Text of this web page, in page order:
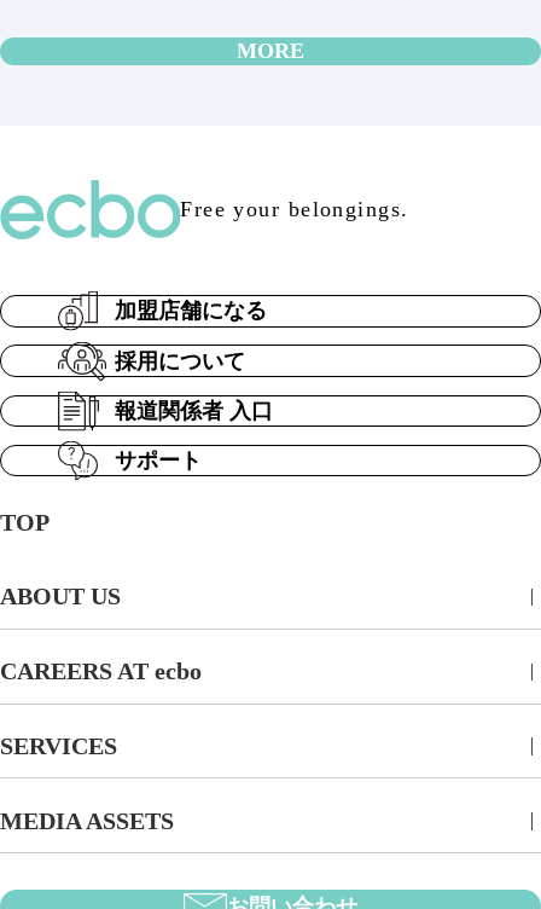
MORE
Free your belongings.
TOP
ABOUT US
CAREERS AT ecbo
SERVICES
MEDIA ASSETS
加盟店舗になる
採用について
報道関係者 入口
サポート